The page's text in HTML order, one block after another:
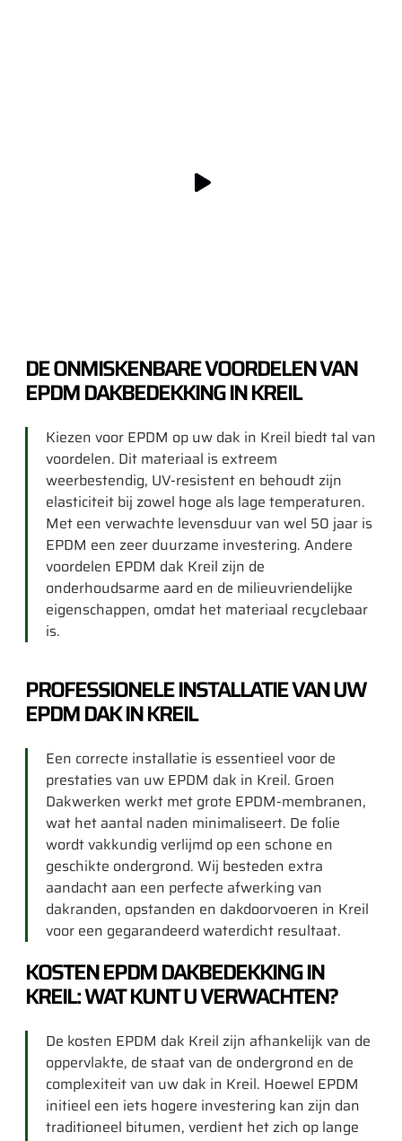
DE ONMISKENBARE VOORDELEN VAN
EPDM DAKBEDEKKING IN KREIL
Kiezen voor EPDM op uw dak in Kreil biedt tal van
voordelen. Dit materiaal is extreem
weerbestendig, UV-resistent en behoudt zijn
elasticiteit bij zowel hoge als lage temperaturen.
Met een verwachte levensduur van wel 50 jaar is
EPDM een zeer duurzame investering. Andere
voordelen EPDM dak Kreil zijn de
onderhoudsarme aard en de milieuvriendelijke
eigenschappen, omdat het materiaal recyclebaar
is.
PROFESSIONELE INSTALLATIE VAN UW
EPDM DAK IN KREIL
Een correcte installatie is essentieel voor de
prestaties van uw EPDM dak in Kreil. Groen
Dakwerken werkt met grote EPDM-membranen,
wat het aantal naden minimaliseert. De folie
wordt vakkundig verlijmd op een schone en
geschikte ondergrond. Wij besteden extra
aandacht aan een perfecte afwerking van
dakranden, opstanden en dakdoorvoeren in Kreil
voor een gegarandeerd waterdicht resultaat.
KOSTEN EPDM DAKBEDEKKING IN
KREIL: WAT KUNT U VERWACHTEN?
De kosten EPDM dak Kreil zijn afhankelijk van de
oppervlakte, de staat van de ondergrond en de
complexiteit van uw dak in Kreil. Hoewel EPDM
initieel een iets hogere investering kan zijn dan
traditioneel bitumen, verdient het zich op lange